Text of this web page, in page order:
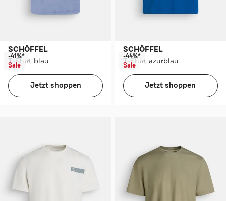
SCHÖFFEL
T-Shirt blau
-41%*
Sale
Jetzt shoppen
SCHÖFFEL
T-Shirt azurblau
-44%*
Sale
Jetzt shoppen